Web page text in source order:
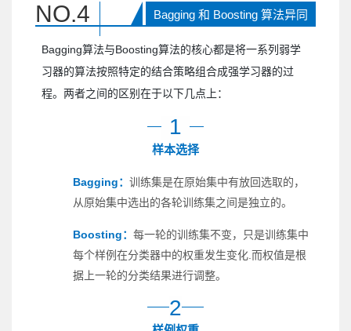
NO.4 Bagging 和 Boosting 算法异同
Bagging算法与Boosting算法的核心都是将一系列弱学
习器的算法按照特定的结合策略组合成强学习器的过
程。两者之间的区别在于以下几点上：
1
样本选择
Bagging： 训练集是在原始集中有放回选取的，
从原始集中选出的各轮训练集之间是独立的。
Boosting： 每一轮的训练集不变，只是训练集中
每个样例在分类器中的权重发生变化.而权值是根
据上一轮的分类结果进行调整。
2